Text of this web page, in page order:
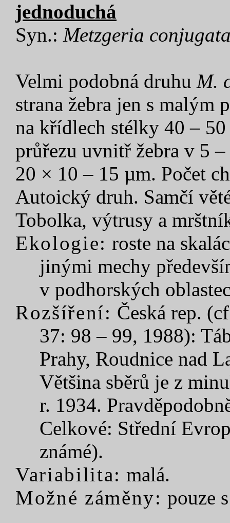
jednoduchá
Syn.: Metzgeria
Velmi podobná druhu M.
strana žebra jen s malým
na křídlech stélky 40 –
průřezu uvnitř žebra v 5
20 × 10 – 15 µm. Počet
Autoický druh. Samčí
Tobolka, výtrusy a
Ekologie: roste na
jinými mechy
v podhorských
Rozšíření: Česká rep.
37: 98 – 99, 1988):
Prahy, Roudnice nad
Většina sběrů je z
r. 1934.
Celkové: Střední
známé).
Variabilita: malá.
Možné záměny: pouze